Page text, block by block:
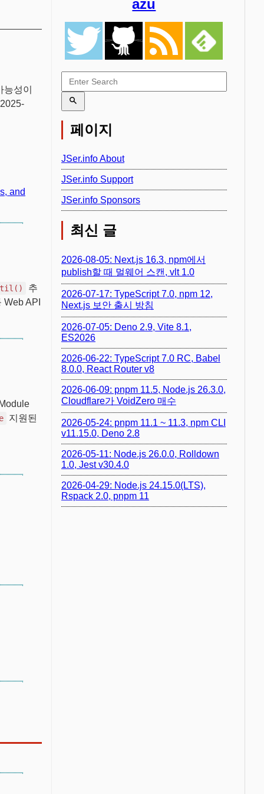
성이
and
추
API
지원된
azu
페이지
JSer.info About
JSer.info Support
JSer.info Sponsors
최신 글
2026-08-05: Next.js 16.3, npm에서
publish할 때 멀웨어 스캔, vlt 1.0
2026-07-17: TypeScript 7.0, npm 12,
Next.js 보안 출시 방침
2026-07-05: Deno 2.9, Vite 8.1,
ES2026
2026-06-22: TypeScript 7.0 RC, Babel
8.0.0, React Router v8
2026-06-09: pnpm 11.5, Node.js 26.3.0,
Cloudflare가 VoidZero 매수
2026-05-24: pnpm 11.1 ~ 11.3, npm CLI
v11.15.0, Deno 2.8
2026-05-11: Node.js 26.0.0, Rolldown
1.0, Jest v30.4.0
2026-04-29: Node.js 24.15.0(LTS),
Rspack 2.0, pnpm 11